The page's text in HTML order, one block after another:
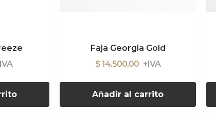
Faja Georgia Gold
$ 14.500,00
Añadir al carrito